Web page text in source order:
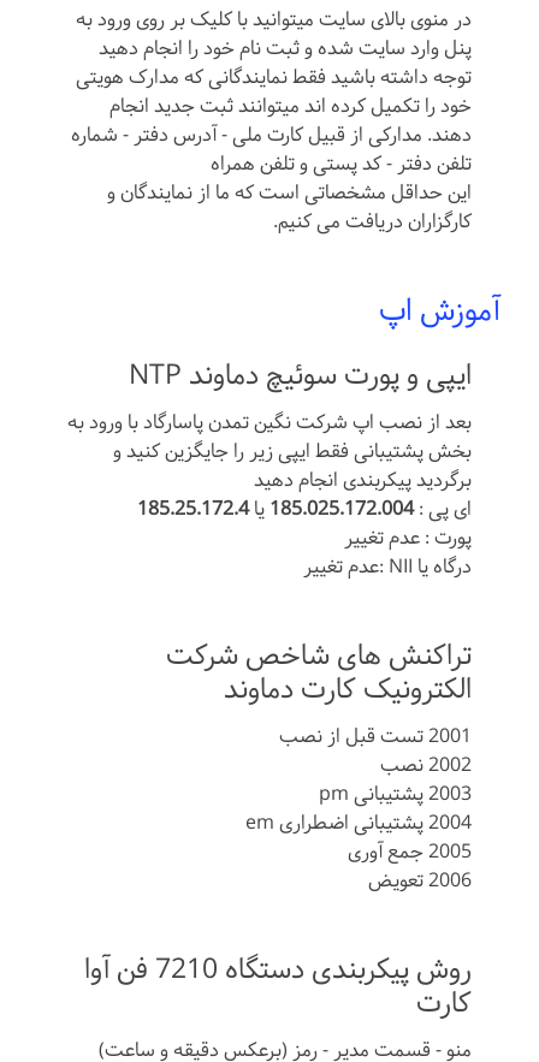
در منوی بالای سایت میتوانید با کلیک بر روی ورود به
پنل وارد سایت شده و ثبت نام خود را انجام دهید
توجه داشته باشید فقط نمایندگانی که مدارک هویتی
خود را تکمیل کرده اند میتوانند ثبت جدید انجام
دهند. مدارکی از قبیل کارت ملی - آدرس دفتر - شماره
تلفن دفتر - کد پستی و تلفن همراه
این حداقل مشخصاتی است که ما از نمایندگان و
کارگزاران دریافت می کنیم.
آموزش اپ
ایپی و پورت سوئیچ دماوند NTP
بعد از نصب اپ شرکت نگین تمدن پاسارگاد با ورود به
بخش پشتیبانی فقط ایپی زیر را جایگزین کنید و
برگردید پیکربندی انجام دهید
ای پی :185.025.172.004یا185.25.172.4
پورت : عدم تغییر
درگاه یا NII :عدم تغییر
تراکنش های شاخص شرکت
الکترونیک کارت دماوند
2001 تست قبل از نصب
2002 نصب
2003 پشتیبانی pm
2004 پشتیبانی اضطراری em
2005 جمع آوری
2006 تعویض
روش پیکربندی دستگاه 7210 فن آوا
کارت
منو - قسمت مدیر - رمز (برعکس دقیقه و ساعت)